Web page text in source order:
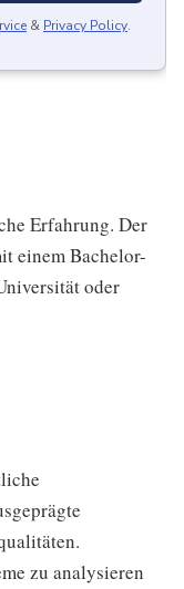
& Privacy Policy.
Erfahrung. Der
einem Bachelor-
oder
zu analysieren